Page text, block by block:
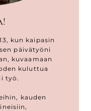
kun kaipasin
päivätyöni
kuvaamaan
kuluttua
työ.
kauden